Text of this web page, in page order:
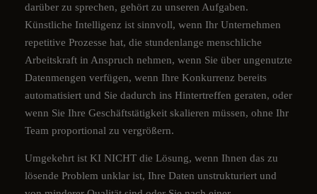
darüber zu sprechen, gehört zu unseren Aufgaben.
Künstliche Intelligenz ist sinnvoll, wenn Ihr Unternehmen
repetitive Prozesse hat, die stundenlange menschliche
Arbeitskraft in Anspruch nehmen, wenn Sie über ungenutzte
Datenmengen verfügen, wenn Ihre Konkurrenz bereits
automatisiert und Sie dadurch ins Hintertreffen geraten, oder
wenn Sie Ihre Geschäftstätigkeit skalieren müssen, ohne Ihr
Team proportional zu vergrößern.
Umgekehrt ist KI NICHT die Lösung, wenn Ihnen das zu
lösende Problem unklar ist, Ihre Daten unstrukturiert und